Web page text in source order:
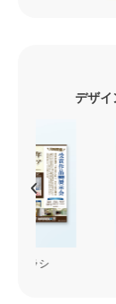
デザイ
フライ